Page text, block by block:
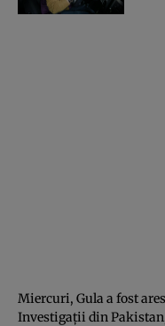
Miercuri, Gula a fost
Investigaţii din